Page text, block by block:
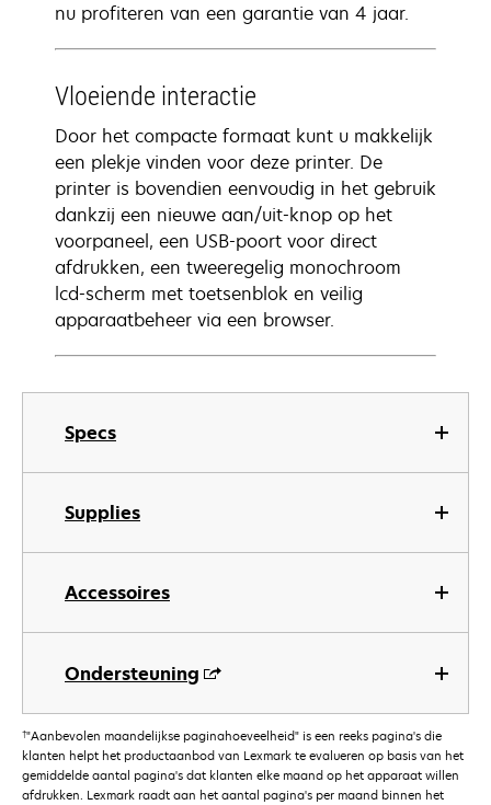
Specs
Supplies
Accessoires
Ondersteuning
nu profiteren van een garantie van 4 jaar.
Vloeiende interactie
Door het compacte formaat kunt u makkelijk
een plekje vinden voor deze printer. De
printer is bovendien eenvoudig in het gebruik
dankzij een nieuwe aan/uit-knop op het
voorpaneel, een USB-poort voor direct
afdrukken, een tweeregelig monochroom
lcd-scherm met toetsenblok en veilig
apparaatbeheer via een browser.
†"Aanbevolen maandelijkse paginahoeveelheid" is een reeks pagina's die
klanten helpt het productaanbod van Lexmark te evalueren op basis van het
gemiddelde aantal pagina's dat klanten elke maand op het apparaat willen
afdrukken. Lexmark raadt aan het aantal pagina's per maand binnen het